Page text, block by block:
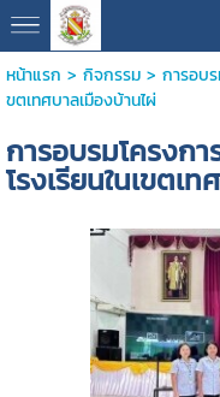
หน้าแรก > กิจกรรม> การอบ
ขตเทศบาลเมืองบ้านไผ่
การอบรมโครงก
โรงเรียนในเขตเ